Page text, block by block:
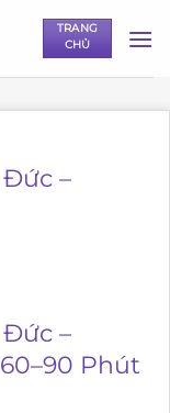
TRANG
CHỦ
–
–
Phút